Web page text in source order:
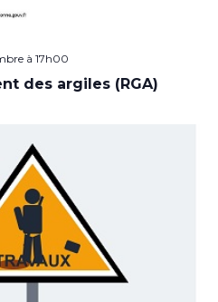
à 17h00
des argiles (RGA)